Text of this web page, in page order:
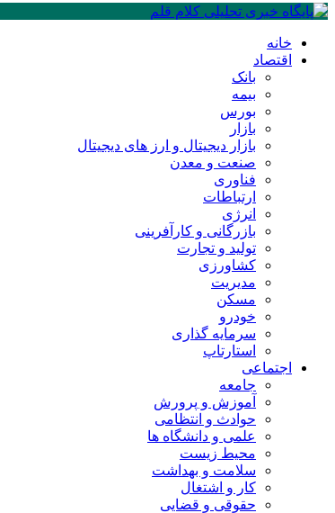
خانه
اقتصاد
بانک
بیمه
بورس
بازار
بازار دیجیتال و ارز های دیجیتال
صنعت و معدن
فناوری
ارتباطات
انرژی
بازرگانی و کارآفرینی
تولید و تجارت
کشاورزی
مدیریت
مسکن
خودرو
سرمایه گذاری
استارتاپ
اجتماعی
جامعه
آموزش و پرورش
حوادث و انتظامی
علمی و دانشگاه ها
محیط زیست
سلامت و بهداشت
کار و اشتغال
حقوقی و قضایی